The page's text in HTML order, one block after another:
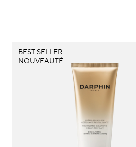
BEST SELLER
NOUVEAUTÉ